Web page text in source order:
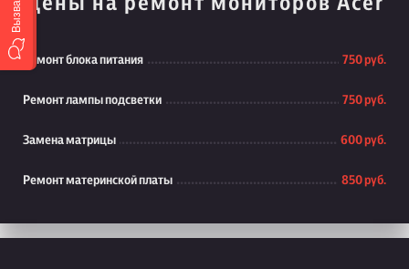
Ремонт блока питания 750 руб.
Ремонт лампы подсветки 750 руб.
Замена матрицы 600 руб.
Ремонт материнской платы 850 руб.